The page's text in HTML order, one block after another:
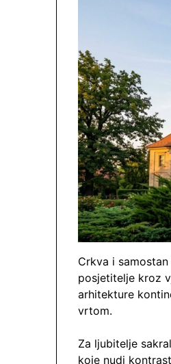
Crkva i
posjetitelje kroz
arhitekture
vrtom.
Za ljubitelje
koje nudi